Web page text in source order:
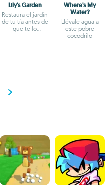
Lily's Garden
Restaura el jardín
de tu tía antes de
que te lo
Where's My
Water?
Llévale agua a
este pobre
cocodrilo